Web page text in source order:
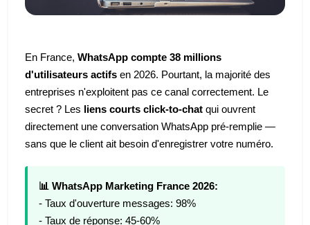
En France, WhatsApp compte 38 millions
d'utilisateurs actifs en 2026. Pourtant, la majorité des
entreprises n'exploitent pas ce canal correctement. Le
secret ? Les liens courts click-to-chat qui ouvrent
directement une conversation WhatsApp pré-remplie —
sans que le client ait besoin d'enregistrer votre numéro.
📊 WhatsApp Marketing France 2026:
- Taux d'ouverture messages: 98%
- Taux de réponse: 45-60%